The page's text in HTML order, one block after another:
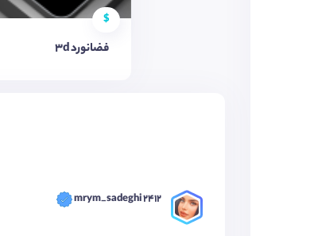
$
فضانورد 3d
mrym_sadeghi 2412